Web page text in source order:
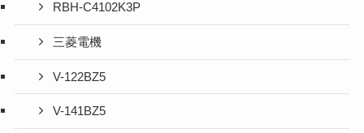
RBH-C4102K3P
三菱電機
V-122BZ5
V-141BZ5